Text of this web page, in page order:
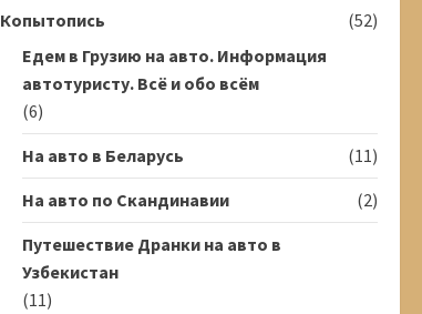
Копытопись
(52)
Едем в Грузию на авто. Информация
автотуристу. Всё и обо всём
(6)
На авто в Беларусь
(11)
На авто по Скандинавии
(2)
Путешествие Дранки на авто в
Узбекистан
(11)